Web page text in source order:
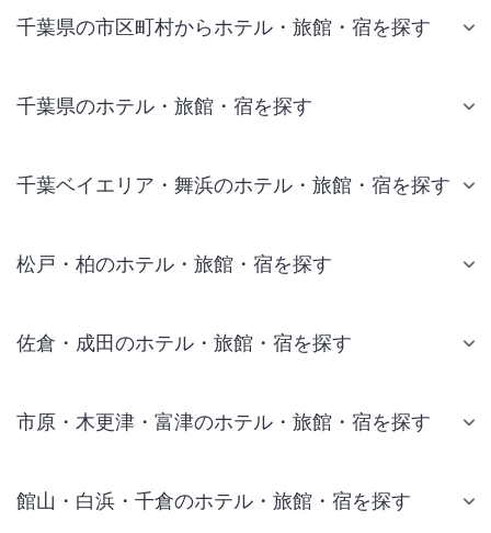
千葉県の市区町村からホテル・旅館・宿を探す
千葉県のホテル・旅館・宿を探す
千葉ベイエリア・舞浜のホテル・旅館・宿を探す
松戸・柏のホテル・旅館・宿を探す
佐倉・成田のホテル・旅館・宿を探す
市原・木更津・富津のホテル・旅館・宿を探す
館山・白浜・千倉のホテル・旅館・宿を探す